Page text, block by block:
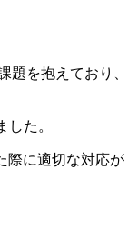
を抱えており、
た。
際に適切な対応が